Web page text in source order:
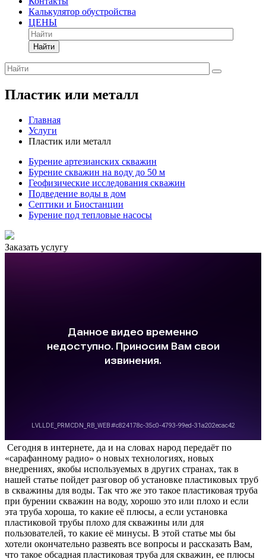
Калькулятор обустройства
ЦЕНЫ
Найти
Пластик или металл
Главная
Услуги
Пластик или металл
Бурение артезианских скважин
Бурение скважин на воду до 50 м
Геофизические исследования скважин
Подведение воды в дом
Септики и Биостанции
Бурение под тепловые насосы
Заказать услугу
Сегодня в интернете, да и на словах народ передаёт по
«сарафанному радио» о новых технологиях, новых
внедрениях, якобы используемых в других странах, так в
нашей статье пойдет разговор об установке пластиковых труб
в скважины для воды. Так что же это такое пластиковая труба
при бурении скважин на воду, хорошо это или плохо и если
эта труба хороша, то какие её плюсы, а если установка
пластиковой трубы плохо для скважины или для
пользователей, то какие её минусы. В этой статье мы бы
хотели окончательно развеять все вопросы и рассказать Вам,
что такое обсадная пластиковая труба для скважин, ее плюсы